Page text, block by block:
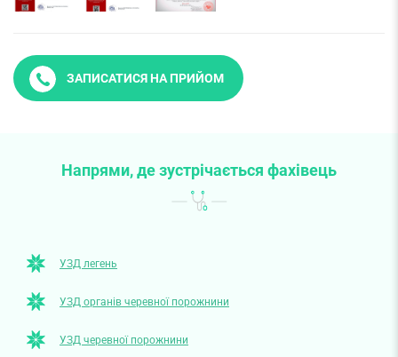
ЗАПИСАТИСЯ НА ПРИЙОМ
Напрями, де зустрічається фахівець
УЗД легень
УЗД органів черевної порожнини
УЗД черевної порожнини